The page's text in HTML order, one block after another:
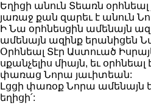
Եղիցի անուն Տեառն
յառաջ քան զարեւ է անուն
Ի Նա օրհնեսցին ամենայն
ամենայն ազինք երանիցեն
Օրհնեալ Տէր Աստուած
սքանչելիս միայն, եւ օրհնեալ
փառաց Նորա յաւիտեան:
Լցցի փառօք Նորա ամենայն
եղիցի՛: